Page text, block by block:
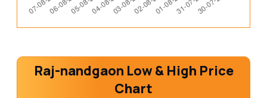
Raj-nandgaon Low & High Price
Chart